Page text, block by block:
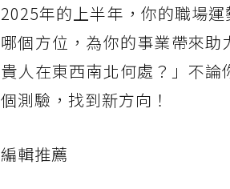
2025年的上半年，你的職場
哪個方位，為你的事業帶來助
貴人在東西南北何處？」不
個測驗，找到新方向！
編輯推薦